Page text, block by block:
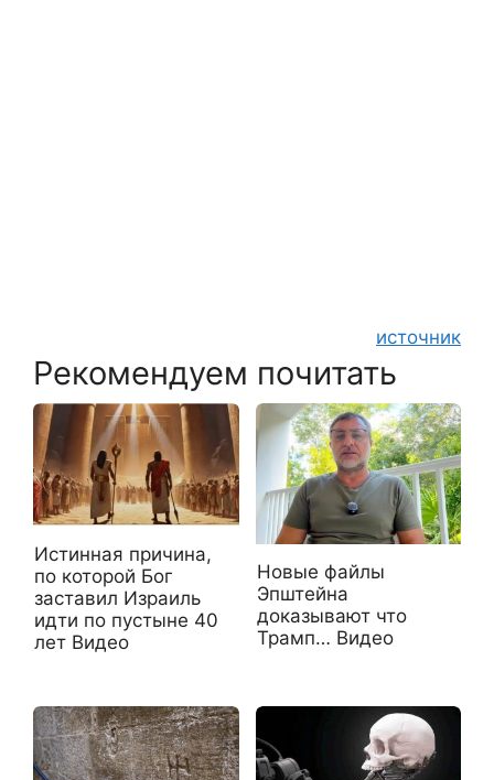
источник
Рекомендуем почитать
Истинная причина,
по которой Бог
заставил Израиль
идти по пустыне 40
лет Видео
Новые файлы
Эпштейна
доказывают что
Трамп… Видео